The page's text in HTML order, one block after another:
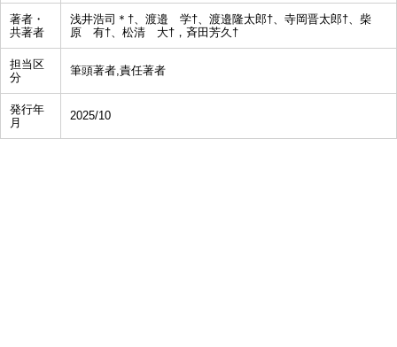
著者・
共著者
浅井浩司＊†、渡邉 学†、渡邉隆太郎†、寺岡晋太郎†、柴
原 有†、松清 大†，斉田芳久†
担当区
分
筆頭著者,責任著者
発行年
月
2025/10